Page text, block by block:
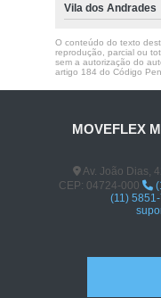
Vila dos Andrades
O conteúdo do texto
reprodução, parcial ou
sem a autorização do
artigo 184 do Código
MOVEFLEX
Av. João Dias,
CEP: 04724-000
(11)